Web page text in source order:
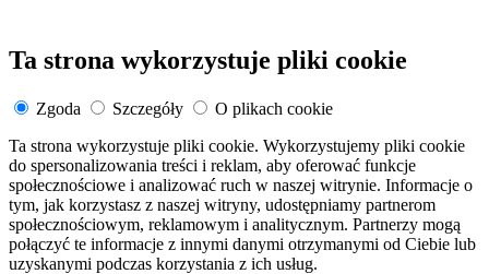
Ta strona wykorzystuje pliki cookie
Zgoda Szczegóły
O plikach cookie
Ta strona wykorzystuje pliki cookie. Wykorzystujemy pliki cookie
do spersonalizowania treści i reklam, aby oferować funkcje
społecznościowe i analizować ruch w naszej witrynie. Informacje o
tym, jak korzystasz z naszej witryny, udostępniamy partnerom
społecznościowym, reklamowym i analitycznym. Partnerzy mogą
połączyć te informacje z innymi danymi otrzymanymi od Ciebie lub
uzyskanymi podczas korzystania z ich usług.